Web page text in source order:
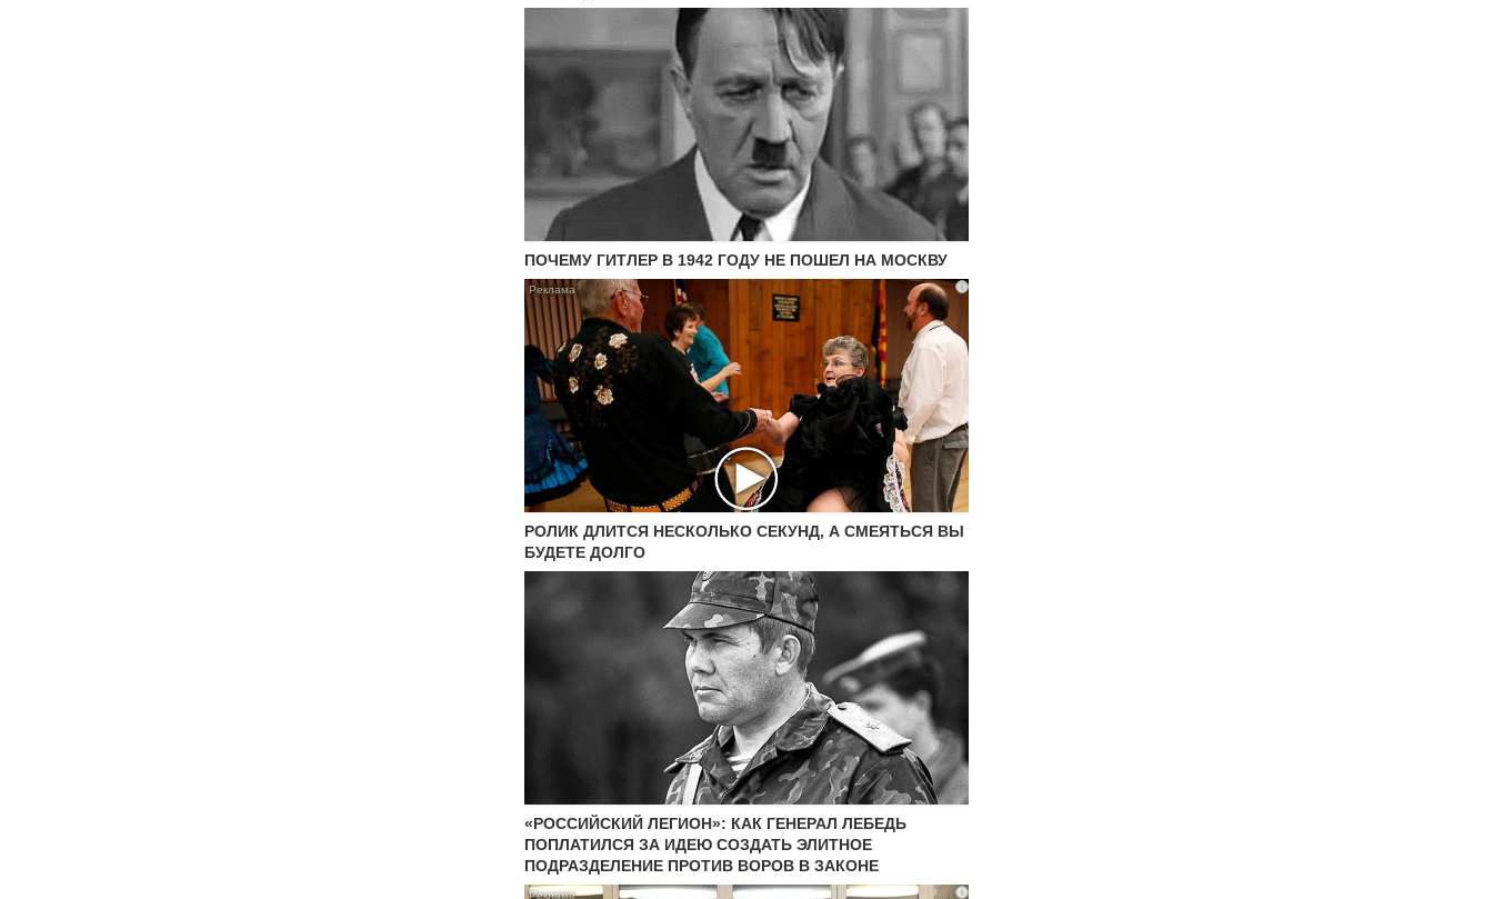
ПОЧЕМУ ГИТЛЕР В 1942 ГОДУ НЕ ПОШЕЛ НА МОСКВУ
i
РОЛИК ДЛИТСЯ НЕСКОЛЬКО СЕКУНД, А СМЕЯТЬСЯ ВЫ
БУДЕТЕ ДОЛГО
«РОССИЙСКИЙ ЛЕГИОН»: КАК ГЕНЕРАЛ ЛЕБЕДЬ
ПОПЛАТИЛСЯ ЗА ИДЕЮ СОЗДАТЬ ЭЛИТНОЕ
ПОДРАЗДЕЛЕНИЕ ПРОТИВ ВОРОВ В ЗАКОНЕ
i